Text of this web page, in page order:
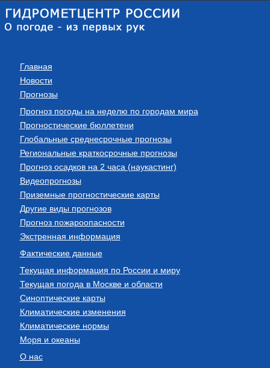
Главная
Новости
Прогнозы
Прогноз погоды на неделю по городам мира
Прогностические бюллетени
Глобальные среднесрочные прогнозы
Региональные краткосрочные прогнозы
Прогноз осадков на 2 часа (наукастинг)
Видеопрогнозы
Приземные прогностические карты
Другие виды прогнозов
Прогноз пожароопасности
Экстренная информация
Фактические данные
Текущая информация по России и миру
Текущая погода в Москве и области
Синоптические карты
Климатические изменения
Климатические нормы
Моря и океаны
О нас